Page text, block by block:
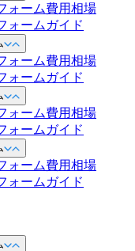
ォーム費用相場
ォームガイド
ォーム費用相場
ォームガイド
ォーム費用相場
ォームガイド
ォーム費用相場
ォームガイド